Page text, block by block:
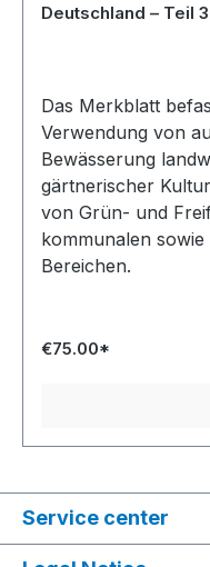
Deutschland – Teil
Das Merkblatt
Verwendung von
Bewässerung
gärtnerischer
von Grün- und
kommunalen
Bereichen.
€75.00*
Service center